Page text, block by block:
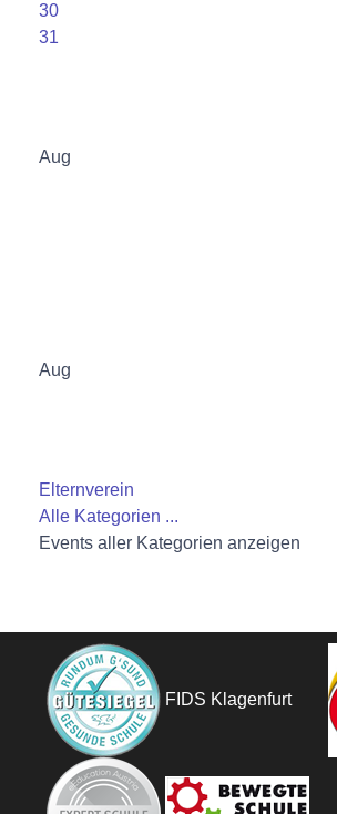
30
31
Aug
Aug
Elternverein
Alle Kategorien ...
Events aller Kategorien anzeigen
FIDS Klagenfurt